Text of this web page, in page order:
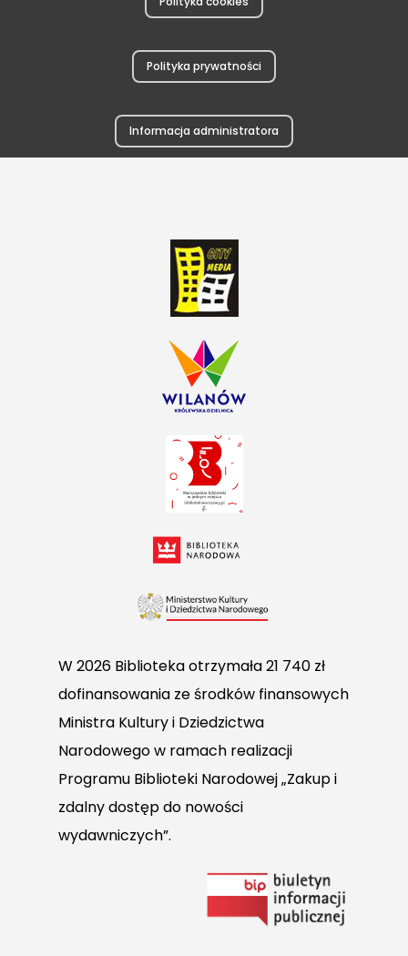
Polityka prywatności
Informacja administratora
W 2026 Biblioteka otrzymała 21 740 zł
dofinansowania ze środków finansowych
Ministra Kultury i Dziedzictwa
Narodowego w ramach realizacji
Programu Biblioteki Narodowej „Zakup i
zdalny dostęp do nowości
wydawniczych”.
do